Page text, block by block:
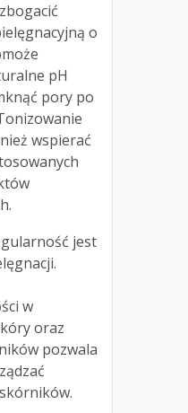
o
pH
pory po
wspierać
jest
w
oraz
pozwala